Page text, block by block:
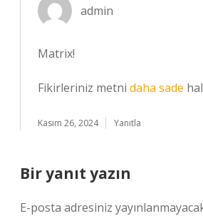
admin
Matrix!
Fikirleriniz metni daha sade
Kasım 26, 2024 Yanıtla
Bir yanıt yazın
E-posta adresiniz